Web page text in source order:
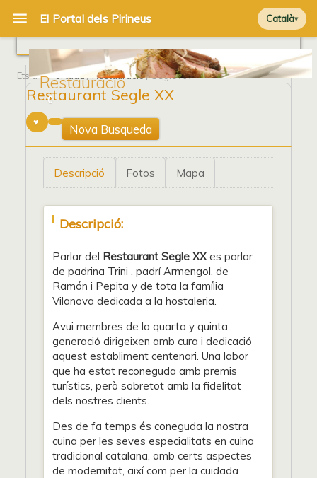
Català
Restauració
Ets a Portada/ Restauració/ Segle XX
Restaurant Segle XX
0
Nova Busqueda
Descripció Fotos Mapa
Descripció:
Parlar del Restaurant Segle XXes parlar
de padrina Trini , padrí Armengol, de
Ramón i Pepita y de tota la família
Vilanova dedicada a la hostaleria.
Avui membres de la quarta y quinta
generació dirigeixen amb cura i dedicació
aquest establiment centenari. Una labor
que ha estat reconeguda amb premis
turístics, però sobretot amb la fidelitat
dels nostres clients.
Des de fa temps és coneguda la nostra
cuina per les seves especialitats en cuina
tradicional catalana, amb certs aspectes
de modernitat, així com per la cuidada